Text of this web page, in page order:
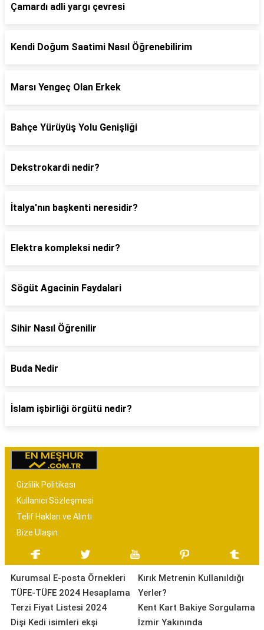
Çamardı adli yargı çevresi
Kendi Doğum Saatimi Nasıl Öğrenebilirim
Marsı Yengeç Olan Erkek
Bahçe Yürüyüş Yolu Genişliği
Dekstrokardi nedir?
İtalya'nın başkenti neresidir?
Elektra kompleksi nedir?
Sögüt Agacinin Faydalari
Sihir Nasıl Öğrenilir
Buda Nedir
İslam işbirliği örgütü nedir?
Gizlilik Politikası
Kullanıcı Sözleşmesi
Telif Hakları ve Alıntı
Bize Ulaşın
Kurumsal E-posta Örnekleri
TÜFE-TÜFE 2024 Hesaplama
Terzi Fiyat Listesi 2024
Dişi Kedi isimleri ekşi
Kırık Metrenin Kullanıldığı
Yerler?
Kent Kart Bakiye Sorgulama
İzmir Yakınında